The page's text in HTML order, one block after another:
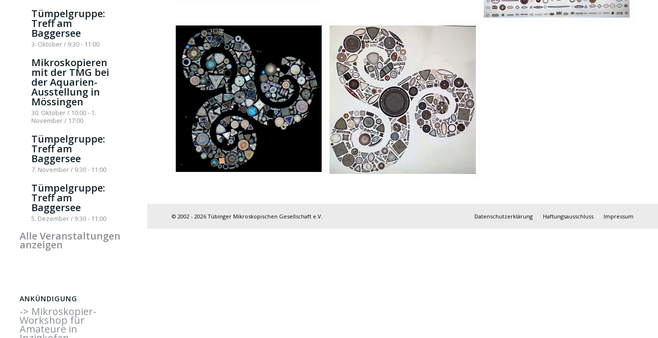
Tümpelgruppe:
Treff am
Baggersee
3. Oktober / 9:30- 11:00
Mikroskopieren
mit der TMG bei
der Aquarien-
Ausstellung in
Mössingen
30. Oktober / 10:00- 1.
November / 17:00
Tümpelgruppe:
Treff am
Baggersee
7. November / 9:30- 11:00
Tümpelgruppe:
Treff am
Baggersee
5. Dezember / 9:30- 11:00
Alle Veranstaltungen
anzeigen
ANKÜNDIGUNG
-> Mikroskopier-
Workshop für
Amateure in
© 2002 - 2026 Tübinger Mikroskopischen Gesellschaft e.V. Datenschutzerklärung Haftungsausschluss Impressum